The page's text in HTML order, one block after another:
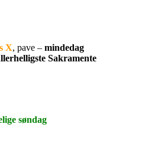
X, pave – mindedag
Sakramente
søndag